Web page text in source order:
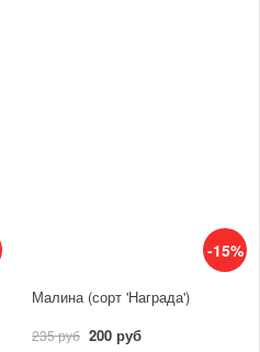
-15%
Малина (сорт 'Награда')
235 руб 200 руб